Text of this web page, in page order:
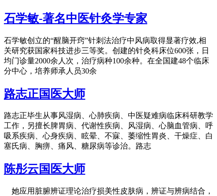
石学敏-著名中医针灸学专家
石学敏创立的“醒脑开窍”针刺法治疗中风病取得显著疗效,相
关研究获国家科技进步三等奖。创建的针灸科床位600张，日
均门诊量2000余人次，治疗病种100余种。在全国建48个临床
分中心，培养师承人员30余
路志正国医大师
路志正毕生从事风湿病、心肺疾病、中医疑难病临床科研教学
工作，另擅长脾胃病、代谢性疾病、风湿病、心脑血管病、呼
吸系疾病、心身疾病、眩晕、不寐、萎缩性胃炎、干燥症、白
塞氏病、胸痹、痛风、糖尿病等诊治。路志
陈彤云国医大师
她应用脏腑辨证理论治疗损美性皮肤病，辨证与辨病结合，